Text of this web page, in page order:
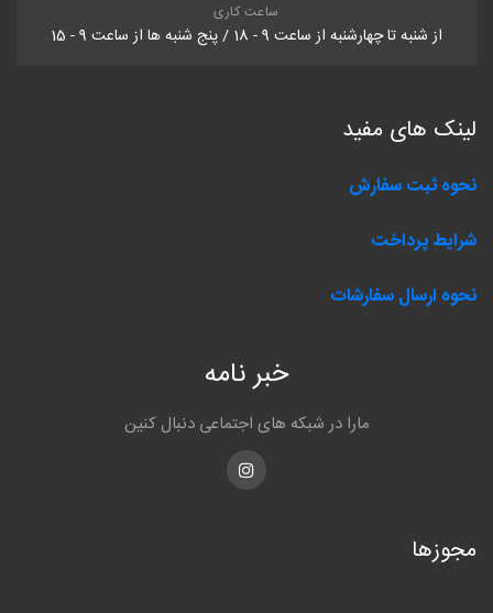
ساعت کاری
از شنبه تا چهارشنبه از ساعت 9 - 18 / پنج شنبه ها از ساعت 9 - 15
لینک های مفید
نحوه ثبت سفارش
شرایط پرداخت
نحوه ارسال سفارشات
خبر نامه
مارا در شبکه های اجتماعی دنبال کنین
Instagram
مجوزها